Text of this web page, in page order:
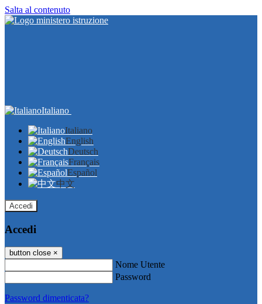
Salta al contenuto
Italiano
Italiano
English
Deutsch
Français
Español
中文
Accedi
Accedi
button close ×
Nome Utente
Password
Password dimenticata?